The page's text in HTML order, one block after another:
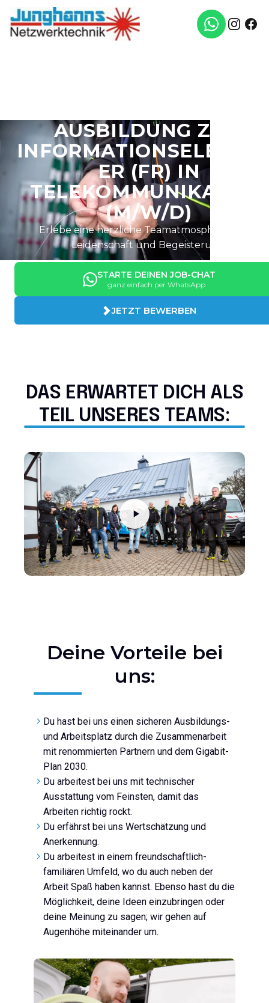
AUSBILDUNG ZUM
ER (FR) IN
TELEKOMMUNIKATION
(M/W/D)
Erlebe eine herzliche Teamatmosphäre voller
Leidenschaft und Begeisterung.
STARTE DEINEN JOB-CHAT
ganz einfach per WhatsApp
JETZT BEWERBEN
DAS ERWARTET DICH ALS
TEIL UNSERES TEAMS:
Deine Vorteile bei
uns:
Du hast bei uns einen sicheren Ausbildungs-
und Arbeitsplatz durch die Zusammenarbeit
mit renommierten Partnern und dem Gigabit-
Plan 2030.
Du arbeitest bei uns mit technischer
Ausstattung vom Feinsten, damit das
Arbeiten richtig rockt.
Du erfährst bei uns Wertschätzung und
Anerkennung.
Du arbeitest in einem freundschaftlich-
familiären Umfeld, wo du auch neben der
Arbeit Spaß haben kannst. Ebenso hast du die
Möglichkeit, deine Ideen einzubringen oder
deine Meinung zu sagen; wir gehen auf
Augenhöhe miteinander um.